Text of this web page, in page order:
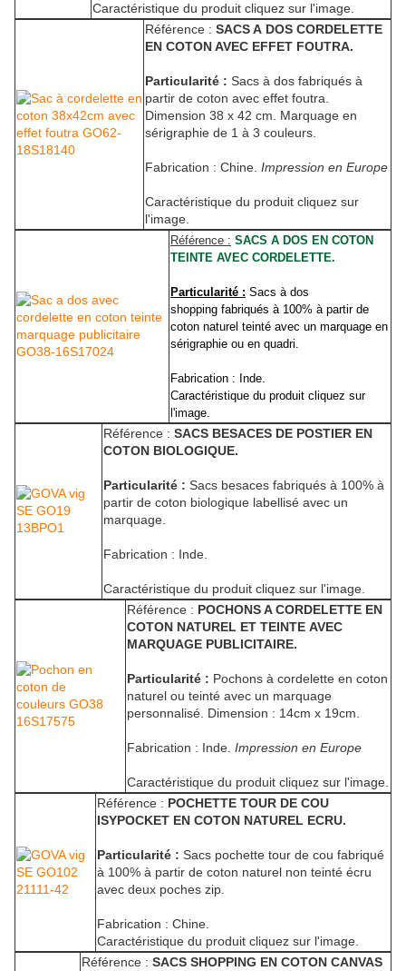
Caractéristique du produit cliquez sur l'image.
Référence : SACS A DOS CORDELETTE
EN COTON AVEC EFFET FOUTRA.
Particularité : Sacs à dos fabriqués à
partir de coton avec effet foutra.
Dimension 38 x 42 cm. Marquage en
sérigraphie de 1 à 3 couleurs.
Fabrication : Chine. Impression en Europe
Caractéristique du produit cliquez sur
l'image.
Référence : SACS A DOS EN COTON
TEINTE AVEC CORDELETTE.
Particularité : Sacs à dos
shopping fabriqués à 100% à partir de
coton naturel teinté avec un marquage en
sérigraphie ou en quadri.
Fabrication : Inde.
Caractéristique du produit cliquez sur
l'image.
Référence : SACS BESACES DE POSTIER EN
COTON BIOLOGIQUE.
Particularité : Sacs besaces fabriqués à 100% à
partir de coton biologique labellisé avec un
marquage.
Fabrication : Inde.
Caractéristique du produit cliquez sur l'image.
Référence : POCHONS A CORDELETTE EN
COTON NATUREL ET TEINTE AVEC
MARQUAGE PUBLICITAIRE.
Particularité : Pochons à cordelette en coton
naturel ou teinté avec un marquage
personnalisé. Dimension : 14cm x 19cm.
Fabrication : Inde. Impression en Europe
Caractéristique du produit cliquez sur l'image.
Référence : POCHETTE TOUR DE COU
ISYPOCKET EN COTON NATUREL ECRU.
Particularité : Sacs pochette tour de cou fabriqué
à 100% à partir de coton naturel non teinté écru
avec deux poches zip.
Fabrication : Chine.
Caractéristique du produit cliquez sur l'image.
Référence : SACS SHOPPING EN COTON CANVAS